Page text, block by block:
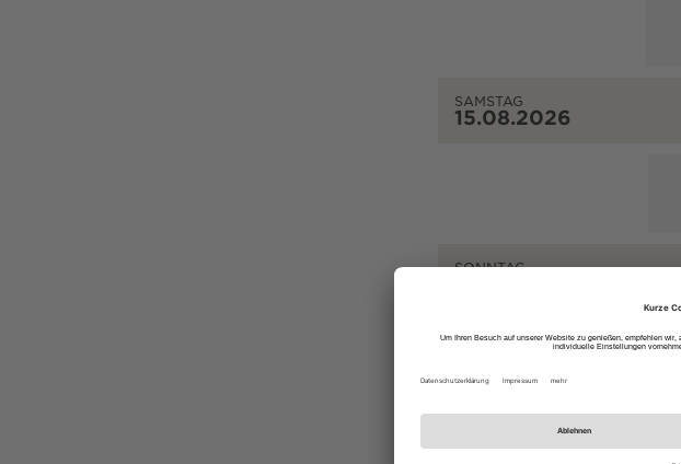
SAMSTAG
15.08.2026
SONNTAG
17.08.2026